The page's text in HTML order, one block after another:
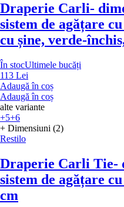
Draperie Carli-
sistem de agățare
cu șine, verde-
În stocUltimele bucăți
113 Lei
Adaugă în coș
Adaugă în coș
alte variante
+5+6
+ Dimensiuni (2)
Restilo
Draperie Carli Tie-
sistem de agățare
cm